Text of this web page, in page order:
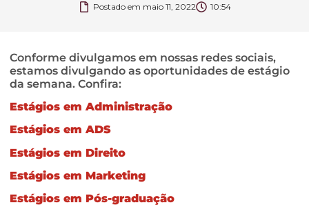
Postado em maio 11, 2022 10:54
Conforme divulgamos em nossas redes sociais,
estamos divulgando as oportunidades de estágio
da semana. Confira:
Estágios em Administração
Estágios em ADS
Estágios em Direito
Estágios em Marketing
Estágios em Pós-graduação